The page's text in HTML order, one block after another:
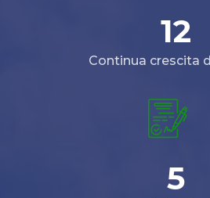
12
Continua crescita
5